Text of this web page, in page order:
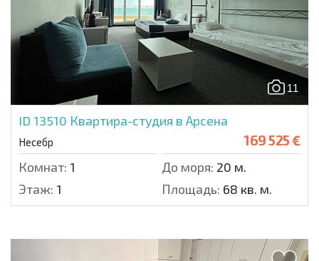
11
ID 13510 Квартира-студия в Арсена
Несебр 169 525 €
Комнат: 1 До моря: 20 м.
Этаж: 1 Площадь: 68 кв. м.